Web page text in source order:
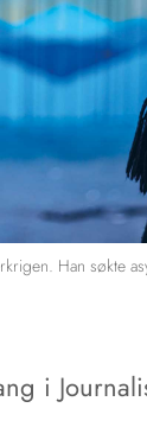
Han søkte
i